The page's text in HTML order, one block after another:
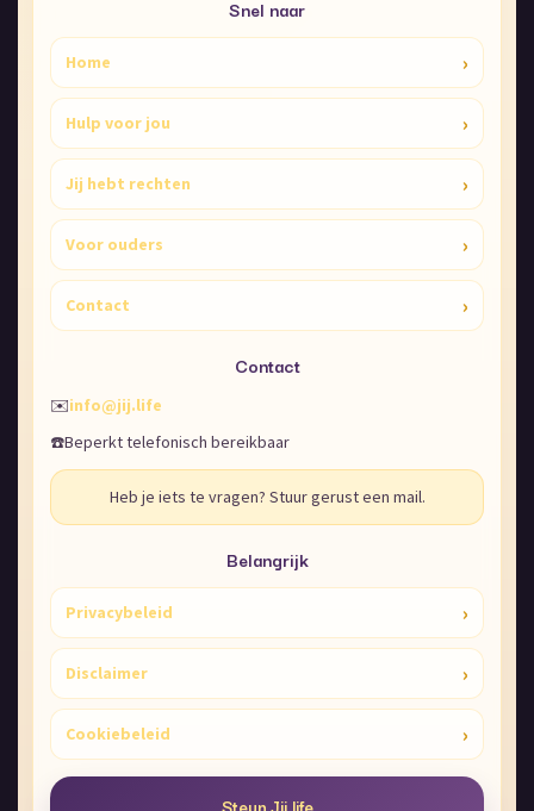
Snel naar
Home ›
Hulp voor jou ›
Jij hebt rechten ›
Voor ouders ›
Contact ›
Contact
✉️info@jij.life
☎️Beperkt telefonisch bereikbaar
Heb je iets te vragen? Stuur gerust een mail.
Belangrijk
Privacybeleid ›
Disclaimer ›
Cookiebeleid ›